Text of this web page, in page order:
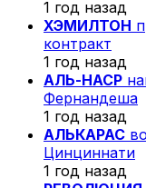
1 год назад
ХЭМИЛТОН
контракт
1 год назад
АЛЬ-НАСР
Фернандеша
1 год назад
АЛЬКАРАС
Цинциннати
1 год назад